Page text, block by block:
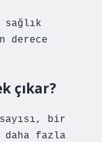
sağlık
derece
çıkar?
bir
daha fazla